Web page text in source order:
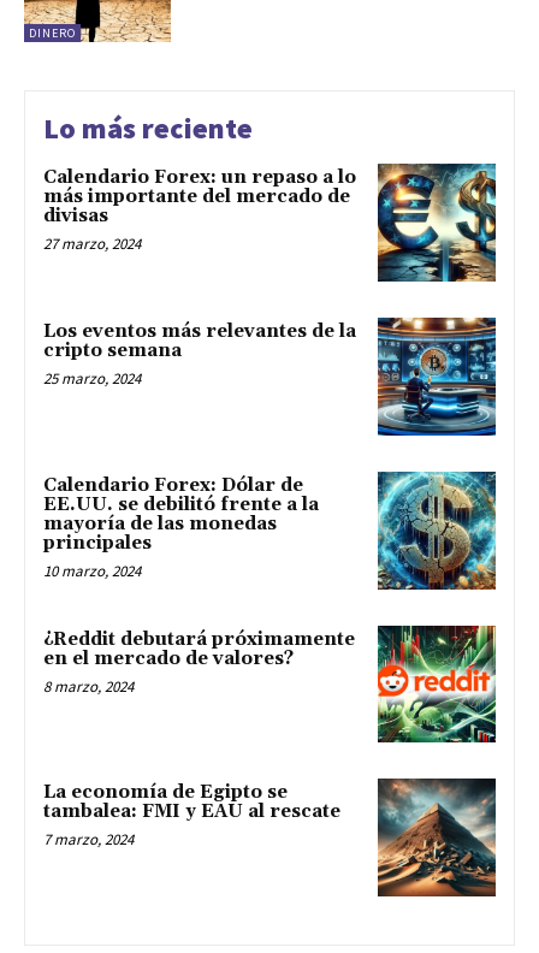
DINERO
Lo más reciente
Calendario Forex: un repaso a lo
más importante del mercado de
divisas
27 marzo, 2024
Los eventos más relevantes de la
cripto semana
25 marzo, 2024
Calendario Forex: Dólar de
EE.UU. se debilitó frente a la
mayoría de las monedas
principales
10 marzo, 2024
¿Reddit debutará próximamente
en el mercado de valores?
8 marzo, 2024
La economía de Egipto se
tambalea: FMI y EAU al rescate
7 marzo, 2024